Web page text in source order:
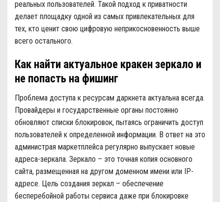
реальных пользователей. Такой подход к приватности
делает площадку одной из самых привлекательных для
тех, кто ценит свою цифровую неприкосновенность выше
всего остального.
Как найти актуальное кракен зеркало и
не попасть на фишинг
Проблема доступа к ресурсам даркнета актуальна всегда.
Провайдеры и государственные органы постоянно
обновляют списки блокировок, пытаясь ограничить доступ
пользователей к определенной информации. В ответ на это
администрая маркетплейса регулярно выпускает новые
адреса-зеркала. Зеркало – это точная копия основного
сайта, размещенная на другом доменном имени или IP-
адресе. Цель создания зеркал – обеспечение
бесперебойной работы сервиса даже при блокировке